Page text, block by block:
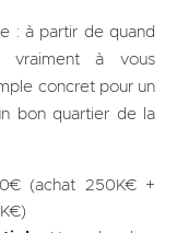
: à partir de quand
vraiment à vous
concret pour un
bon quartier de la
(achat 250K€ +